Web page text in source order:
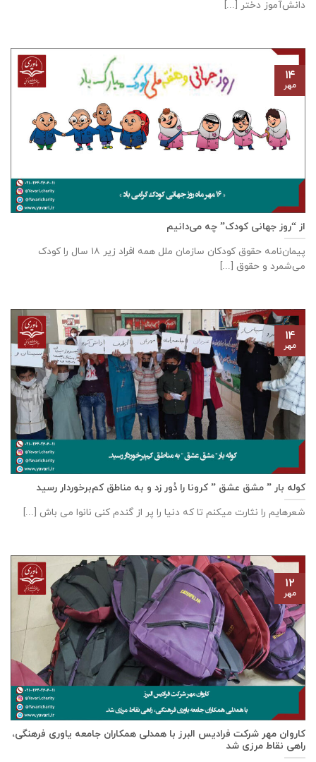
دانش‌آموز دختر [...]
از “روز جهانی کودک” چه می‌دانیم
پیمان‌نامه‌ حقوق کودکان سازمان ملل همه‌ افراد زیر ۱۸ سال را کودک
می‌شمرد و حقوق [...]
۱۴
مهر
کوله بار ” مشق عشق ” کرونا را دُور زد و به مناطق کم‌برخوردار رسید
شعرهایم را نثارت میکنم تا که دنیا را پر از گندم کنی نانوا می باش [...]
۱۴
مهر
كاروان مهر شرکت فرادیس البرز با همدلی همکاران جامعه یاوری فرهنگی،
راهی نقاط مرزی شد
۱۲
مهر